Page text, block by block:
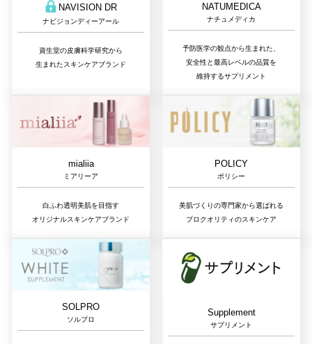
NAVISION DR
ナビジョンディーアール
資生堂の皮膚科学研究から
生まれたスキンケアブランド
NATUMEDICA
ナチュメディカ
予防医学の観点から生まれた、
安全性と最高レベルの品質を
維持するサプリメント
mialiia
ミアリーア
白ふわ透明美肌を目指す
オリジナルスキンケアブランド
POLICY
ポリシー
美肌づくりの専門家から選ばれる
プロクオリティのスキンケア
SOLPRO
ソルプロ
Supplement
サプリメント